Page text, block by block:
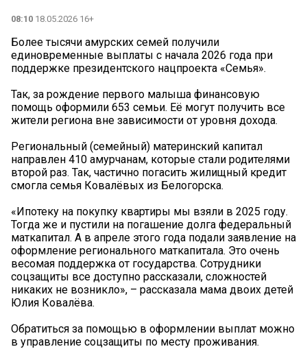
08:10 18.05.2026 16+
Более тысячи амурских семей получили
единовременные выплаты с начала 2026 года при
поддержке президентского нацпроекта «Семья».
Так, за рождение первого малыша финансовую
помощь оформили 653 семьи. Её могут получить все
жители региона вне зависимости от уровня дохода.
Региональный (семейный) материнский капитал
направлен 410 амурчанам, которые стали родителями
второй раз. Так, частично погасить жилищный кредит
смогла семья Ковалёвых из Белогорска.
«Ипотеку на покупку квартиры мы взяли в 2025 году.
Тогда же и пустили на погашение долга федеральный
маткапитал. А в апреле этого года подали заявление на
оформление регионального маткапитала. Это очень
весомая поддержка от государства. Сотрудники
соцзащиты все доступно рассказали, сложностей
никаких не возникло», – рассказала мама двоих детей
Юлия Ковалёва.
Обратиться за помощью в оформлении выплат можно
в управление соцзащиты по месту проживания.